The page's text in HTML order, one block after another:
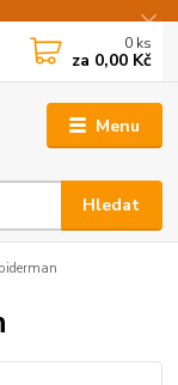
Menu
Hledat
0 ks
za 0,00 Kč